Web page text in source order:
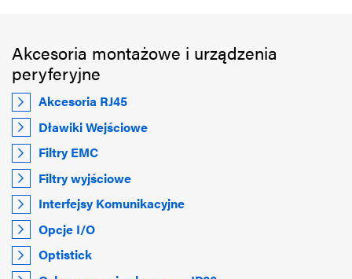
Akcesoria montażowe i urządzenia
peryferyjne
Akcesoria RJ45
Dławiki Wejściowe
Filtry EMC
Filtry wyjściowe
Interfejsy Komunikacyjne
Opcje I/O
Optistick